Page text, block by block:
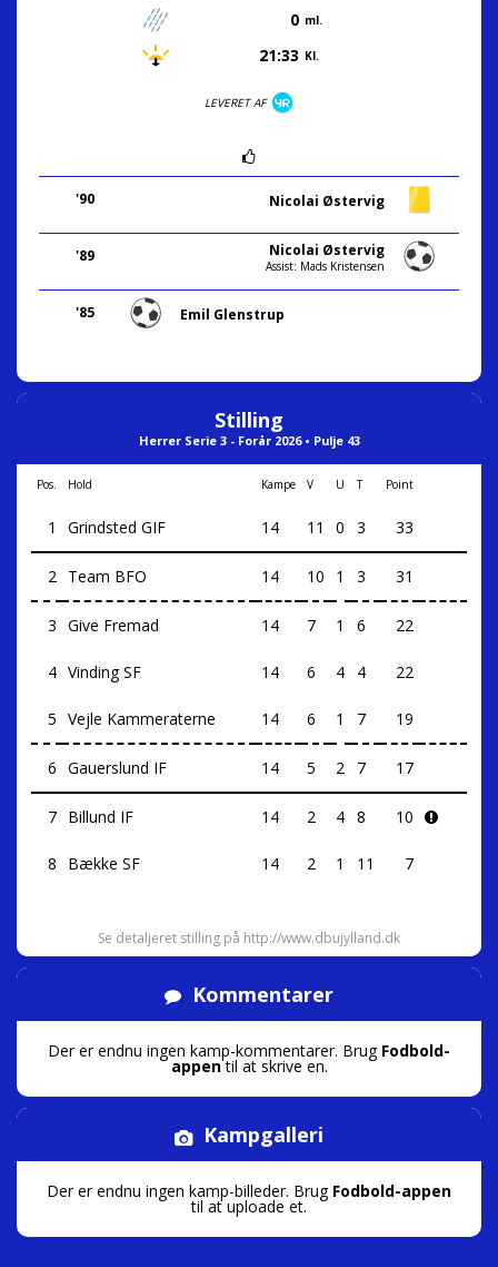
0 ml.
21:33 Kl.
LEVERET AF
'90 Nicolai Østervig
'89 Nicolai Østervig
Assist: Mads Kristensen
'85 Emil Glenstrup
Stilling
Herrer Serie 3 - Forår 2026 • Pulje 43
Pos. Hold Kampe V U T Point
1 Grindsted GIF 14 11 0 3 33
2 Team BFO 14 10 1 3 31
3 Give Fremad 14 7 1 6 22
4 Vinding SF 14 6 4 4 22
5 Vejle Kammeraterne 14 6 1 7 19
6 Gauerslund IF 14 5 2 7 17
7 Billund IF 14 2 4 8 10
8 Bække SF 14 2 1 11 7
Se detaljeret stilling på http://www.dbujylland.dk
Kommentarer
Der er endnu ingen kamp-kommentarer. Brug Fodbold-
appentil at skrive en.
Kampgalleri
Der er endnu ingen kamp-billeder. Brug Fodbold-appen
til at uploade et.